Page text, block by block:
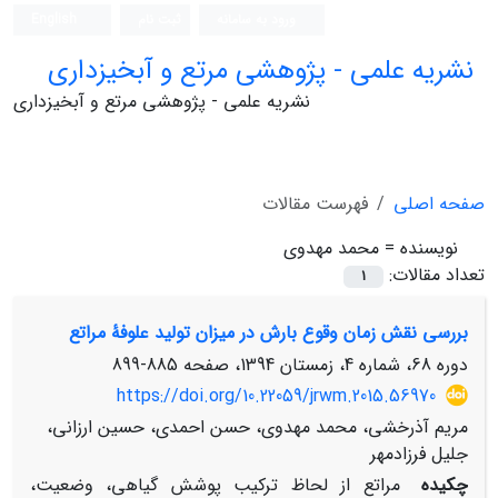
نشریه علمی - پژوهشی مرتع و آبخیزداری
نشریه علمی - پژوهشی مرتع و آبخیزداری
صفحه اصلی
فهرست مقالات
نویسنده = محمد مهدوی
تعداد مقالات:
1
بررسی نقش زمان وقوع بارش در میزان تولید علوفۀ مراتع
دوره 68، شماره 4، زمستان 1394، صفحه
885-899
https://doi.org/10.22059/jrwm.2015.56970
مریم آذرخشی، محمد مهدوی، حسن احمدی، حسین ارزانی،
جلیل فرزادمهر
چکیده
مراتع از لحاظ ترکیب پوشش گیاهی، وضعیت،